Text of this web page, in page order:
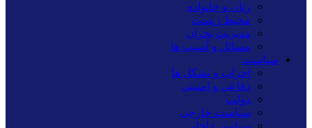
زنان و خانواده
محیط زیست
مدیریت بحران
مسائل و آسیب ها
سیاست
احزاب و تشکل ها
دفاعی و امنیتی
دولت
سیاست خارجی
سیاسی داخلی